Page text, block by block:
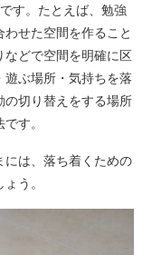
す。たとえば、勉強
せた空間を作ること
などで空間を明確に区
ぶ場所・気持ちを落
の切り替えをする場所
す。
には、落ち着くための
う。